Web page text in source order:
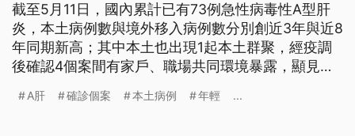
截至5月11日，國內累計已有73例急性病毒性A型肝
炎，本土病例數與境外移入病例數分別創近3年與近8
年同期新高；其中本土也出現1起本土群聚，經疫調
後確認4個案間有家戶、職場共同環境暴露，顯見傳
嗎？為何國內A肝出現年輕化、往都會集中的趨勢？
A肝 確診個案 本土病例 年輕 ...